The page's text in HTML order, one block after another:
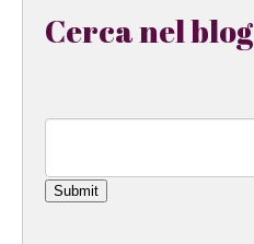
Cerca nel blog
Submit